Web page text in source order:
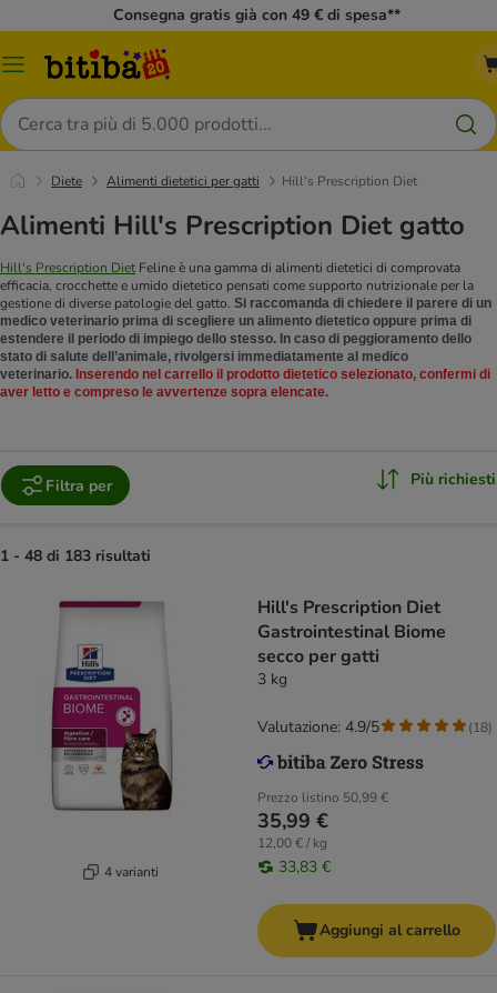
Consegna gratis già con 49 € di spesa**
Overview
Cerca
Diete Alimenti dietetici per gatti Hill's Prescription Diet
Alimenti Hill's Prescription Diet gatto
Hill's Prescription Diet Feline è una gamma di alimenti dietetici di comprovata
efficacia, crocchette e umido dietetico pensati come supporto nutrizionale per la
gestione di diverse patologie del gatto. Si raccomanda di chiedere il parere di un
medico veterinario prima di scegliere un alimento dietetico oppure prima di
estendere il periodo di impiego dello stesso. In caso di peggioramento dello
stato di salute dell’animale, rivolgersi immediatamente al medico
veterinario. Inserendo nel carrello il prodotto dietetico selezionato, confermi di
aver letto e compreso le avvertenze sopra elencate.
Filtra per Più richiesti
1 - 48 di 183 risultati
4 varianti
Hill's Prescription Diet
Gastrointestinal Biome
secco per gatti
3 kg
Prezzo listino 50,99 €
35,99 €
12,00 € / kg
33,83 €
Valutazione: 4.9/5 (18)
Aggiungi al carrello